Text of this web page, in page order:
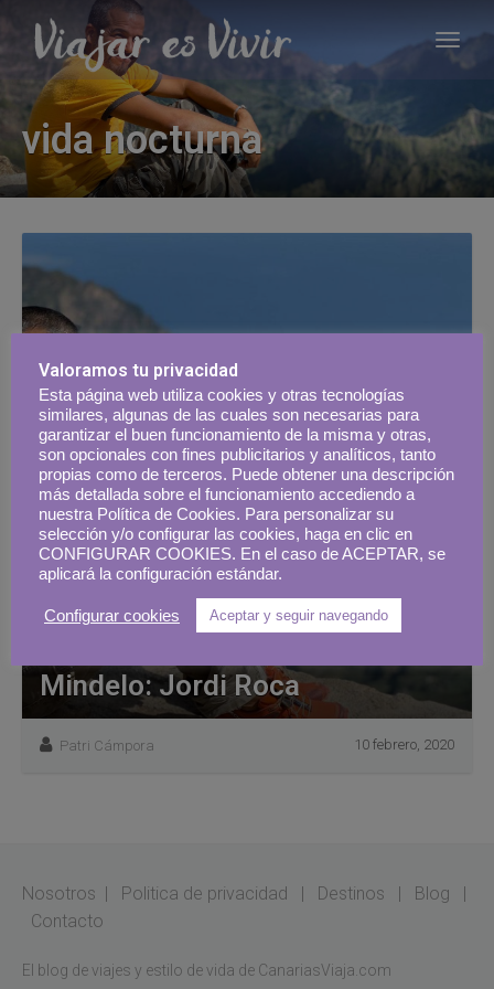
vida nocturna
Mindelo: Jordi Roca
Patri Cámpora 10 febrero, 2020
Nosotros Politica de privacidad Destinos Blog
Contacto
El blog de viajes y estilo de vida de CanariasViaja.com
Valoramos tu privacidad
Esta página web utiliza cookies y otras tecnologías
similares, algunas de las cuales son necesarias para
garantizar el buen funcionamiento de la misma y otras,
son opcionales con fines publicitarios y analíticos, tanto
propias como de terceros. Puede obtener una descripción
más detallada sobre el funcionamiento accediendo a
nuestra Política de Cookies. Para personalizar su
selección y/o configurar las cookies, haga en clic en
CONFIGURAR COOKIES. En el caso de ACEPTAR, se
aplicará la configuración estándar.
Configurar cookies Aceptar y seguir navegando